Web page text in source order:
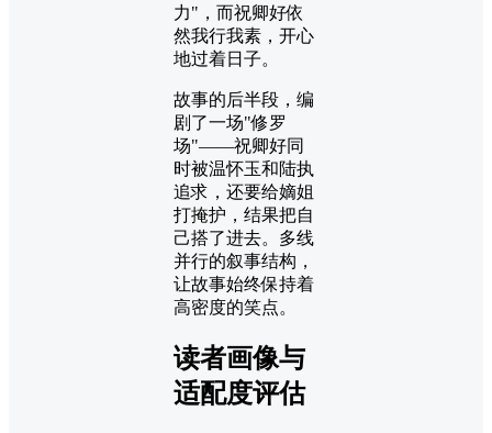
力"，而祝卿好依
然我行我素，开心
地过着日子。
故事的后半段，编
剧了一场"修罗
场"——祝卿好同
时被温怀玉和陆执
追求，还要给嫡姐
打掩护，结果把自
己搭了进去。多线
并行的叙事结构，
让故事始终保持着
高密度的笑点。
读者画像与
适配度评估